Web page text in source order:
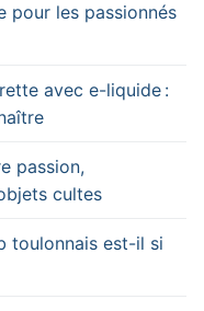
pour les passionnés
avec e-liquide :
passion,
cultes
toulonnais est-il si